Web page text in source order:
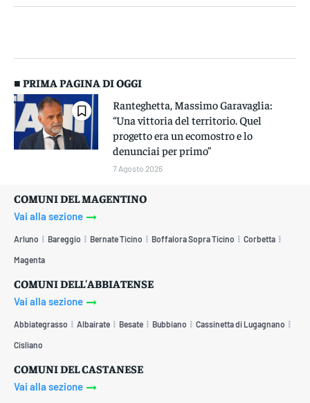
■ PRIMA PAGINA DI OGGI
Ranteghetta, Massimo Garavaglia:
“Una vittoria del territorio. Quel
progetto era un ecomostro e lo
denunciai per primo”
7 Agosto 2026
COMUNI DEL MAGENTINO
Vai alla sezione
Arluno Bareggio Bernate Ticino Boffalora Sopra Ticino Corbetta
Magenta
COMUNI DELL'ABBIATENSE
Vai alla sezione
Abbiategrasso Albairate Besate Bubbiano Cassinetta di Lugagnano
Cisliano
COMUNI DEL CASTANESE
Vai alla sezione